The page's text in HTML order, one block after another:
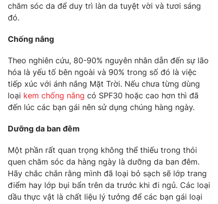
Câu chuyện quốc tế
Thị trường
Góc doanh nghiệp
Dữ liệu và đời sống
Truyền hình
Phim VTV
Hậu trường
Nhân vật
Giải sao mai
Giải trí
Điện ảnh
Âm nhạc
Sao
Đời sống
Làm đẹp
Chất lượng cuộc sống
Học trực tuyến
Công nghệ
Hitech Công nghệ tương lai
Sản phẩm
Giao lưu trực tuyến
chăm sóc da để duy trì làn da tuyệt vời và tươi sáng
đó.
Chống nắng
Theo nghiên cứu, 80-90% nguyên nhân dẫn đến sự lão
hóa là yếu tố bên ngoài và 90% trong số đó là việc
tiếp xúc với ánh nắng Mặt Trời​. Nếu chưa từng dùng
loại kem chống nắng có SPF30 hoặc cao hơn thì đã
đến lúc các bạn gái nên sử dụng chúng hàng ngày.
Dưỡng da ban đêm
Một phần rất quan trọng không thể thiếu trong thói
quen chăm sóc da hàng ngày là dưỡng da ban đêm.
Hãy chắc chắn rằng mình đã loại bỏ sạch sẽ lớp trang
điểm hay lớp bụi bẩn trên da trước khi đi ngủ. Các loại
dầu thực vật là chất liệu lý tưởng để các bạn gái loại